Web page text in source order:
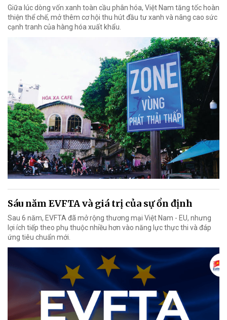
Giữa lúc dòng vốn xanh toàn cầu phân hóa, Việt Nam tăng tốc hoàn
thiện thể chế, mở thêm cơ hội thu hút đầu tư xanh và nâng cao sức
cạnh tranh của hàng hóa xuất khẩu.
Sáu năm EVFTA và giá trị của sự ổn định
Sau 6 năm, EVFTA đã mở rộng thương mại Việt Nam - EU, nhưng
lợi ích tiếp theo phụ thuộc nhiều hơn vào năng lực thực thi và đáp
ứng tiêu chuẩn mới.